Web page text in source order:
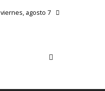
viernes, agosto 7